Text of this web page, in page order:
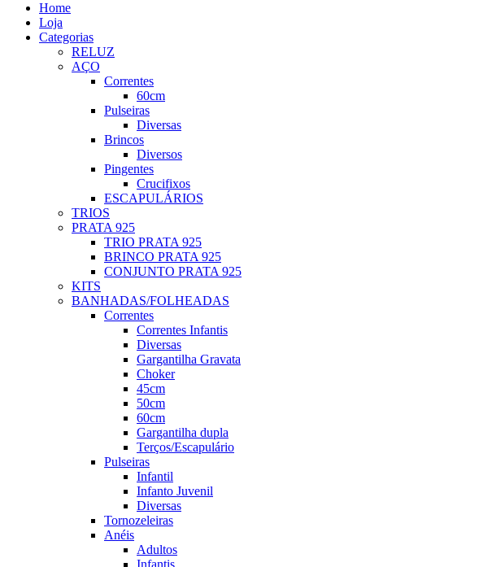
Home
Loja
Categorias
RELUZ
AÇO
Correntes
60cm
Pulseiras
Diversas
Brincos
Diversos
Pingentes
Crucifixos
ESCAPULÁRIOS
TRIOS
PRATA 925
TRIO PRATA 925
BRINCO PRATA 925
CONJUNTO PRATA 925
KITS
BANHADAS/FOLHEADAS
Correntes
Correntes Infantis
Diversas
Gargantilha Gravata
Choker
45cm
50cm
60cm
Gargantilha dupla
Terços/Escapulário
Pulseiras
Infantil
Infanto Juvenil
Diversas
Tornozeleiras
Anéis
Adultos
Infantis